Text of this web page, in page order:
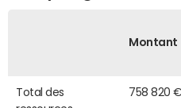
Montant
Total des
758 820 €